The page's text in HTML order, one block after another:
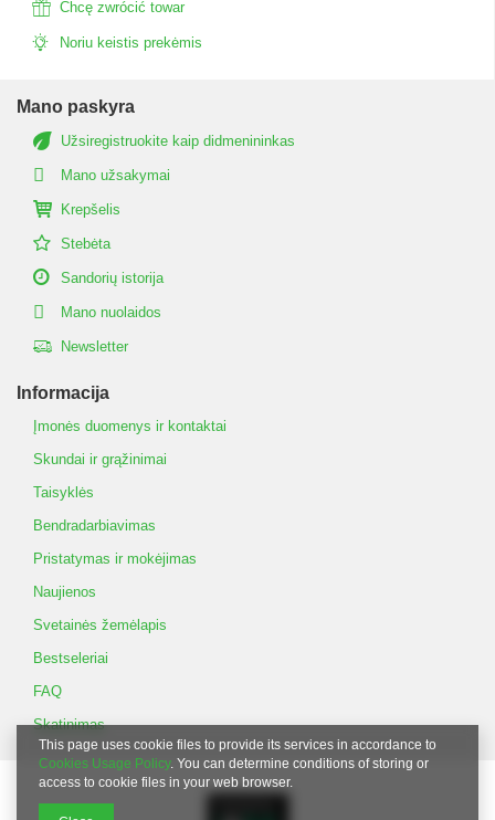
Chcę zwrócić towar
Noriu keistis prekėmis
Mano paskyra
Užsiregistruokite kaip didmenininkas
Mano užsakymai
Krepšelis
Stebėta
Sandorių istorija
Mano nuolaidos
Newsletter
Informacija
Įmonės duomenys ir kontaktai
Skundai ir grąžinimai
Taisyklės
Bendradarbiavimas
Pristatymas ir mokėjimas
Naujienos
Svetainės žemėlapis
Bestseleriai
FAQ
Skatinimas
This page uses cookie files to provide its services in accordance to
Cookies Usage Policy. You can determine conditions of storing or
access to cookie files in your web browser.